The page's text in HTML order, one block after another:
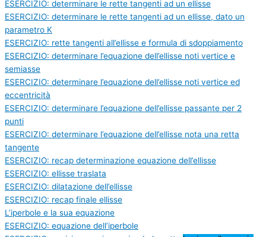
ESERCIZIO: determinare le rette tangenti ad un ellisse
ESERCIZIO: determinare le rette tangenti ad un ellisse, dato un
parametro K
ESERCIZIO: rette tangenti all’ellisse e formula di sdoppiamento
ESERCIZIO: determinare l’equazione dell’ellisse noti vertice e
semiasse
ESERCIZIO: determinare l’equazione dell’ellisse noti vertice ed
eccentricità
ESERCIZIO: determinare l’equazione dell’ellisse passante per 2
punti
ESERCIZIO: determinare l’equazione dell’ellisse nota una retta
tangente
ESERCIZIO: recap determinazione equazione dell’ellisse
ESERCIZIO: ellisse traslata
ESERCIZIO: dilatazione dell’ellisse
ESERCIZIO: recap finale ellisse
L’iperbole e la sua equazione
ESERCIZIO: equazione dell’iperbole